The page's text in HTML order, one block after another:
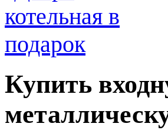
Купить